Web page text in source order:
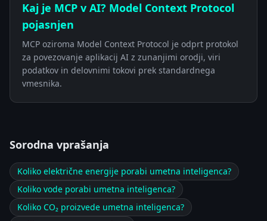
Kaj je MCP v AI? Model Context Protocol
pojasnjen
MCP oziroma Model Context Protocol je odprt protokol
za povezovanje aplikacij AI z zunanjimi orodji, viri
podatkov in delovnimi tokovi prek standardnega
vmesnika.
Sorodna vprašanja
Koliko električne energije porabi umetna inteligenca?
Koliko vode porabi umetna inteligenca?
Koliko CO₂ proizvede umetna inteligenca?